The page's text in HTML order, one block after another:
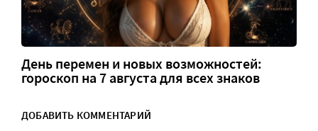
День перемен и новых возможностей:
гороскоп на 7 августа для всех знаков
ДОБАВИТЬ КОММЕНТАРИЙ